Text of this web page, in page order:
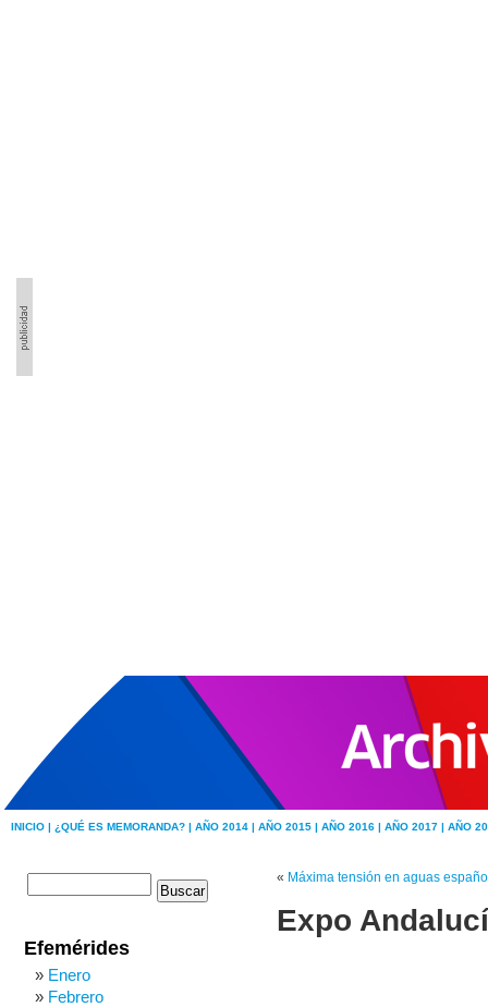
INICIO | ¿QUÉ ES MEMORANDA? | AÑO 2014 | AÑO 2015 | AÑO 2016 | AÑO 2017 | AÑO
« Máxima tensión en aguas
Expo
Efemérides
Enero
Febrero